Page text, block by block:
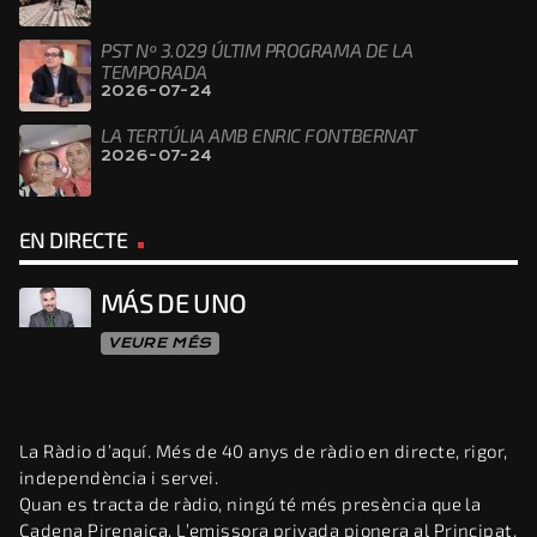
PST Nº 3.029 ÚLTIM PROGRAMA DE LA
TEMPORADA
2026-07-24
LA TERTÚLIA AMB ENRIC FONTBERNAT
2026-07-24
EN DIRECTE
MÁS DE UNO
VEURE MÉS
La Ràdio d’aquí. Més de 40 anys de ràdio en directe, rigor,
independència i servei.
Quan es tracta de ràdio, ningú té més presència que la
Cadena Pirenaica. L’emissora privada pionera al Principat,